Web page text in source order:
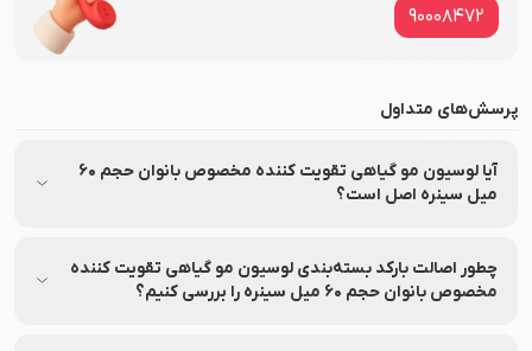
90008472
پرسش‌های متداول
آیا لوسیون مو گیاهی تقویت کننده مخصوص بانوان حجم 60
میل سینره اصل است؟
سینره مستقیماً از شرکت طبیعت زنده تهیه شده و تحت برند
معتبر سینره (Cinere) تولید و عرضه شده است و اصالت آن توسط
چطور اصالت بارکد بسته‌بندی لوسیون مو گیاهی تقویت کننده
مخصوص بانوان حجم 60 میل سینره را بررسی کنیم؟